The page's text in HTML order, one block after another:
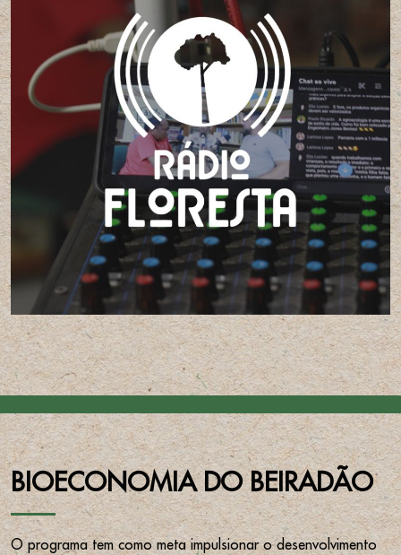
BIOECONOMIA DO BEIRADÃO
O programa tem como meta impulsionar o desenvolvimento